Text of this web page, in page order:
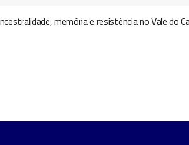
memória e resistência no Vale do